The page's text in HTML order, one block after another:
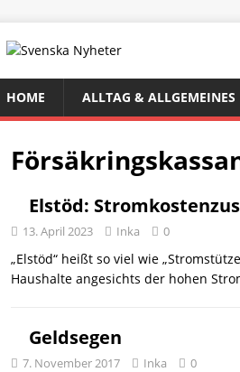
HOME ALLTAG & ALLGEMEINES
Elstöd:
13. April 2023 Inka 0
„Elstöd“ heißt so viel wie
Haushalte angesichts der hohen
Geldsegen
7. November 2017 Inka 0